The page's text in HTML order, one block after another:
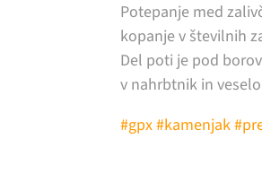
Potepanje med
kopanje v številnih
Del poti je pod
v nahrbtnik in
#gpx #kamenjak